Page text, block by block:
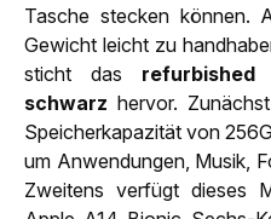
Tasche stecken können.
Gewicht leicht zu
sticht das
schwarz hervor.
Speicherkapazität von
um Anwendungen, Musik,
Zweitens verfügt dieses